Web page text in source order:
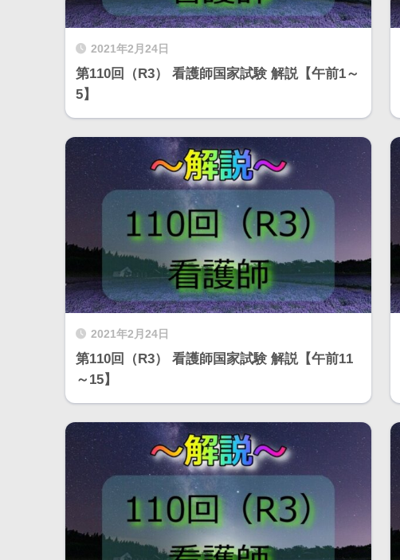
2021年2月24日
第110回（R3） 看護師国家試験 解説【午前1～
5】
2021年2月24日
第110回（R3） 看護師国家試験 解説【午前11
～15】